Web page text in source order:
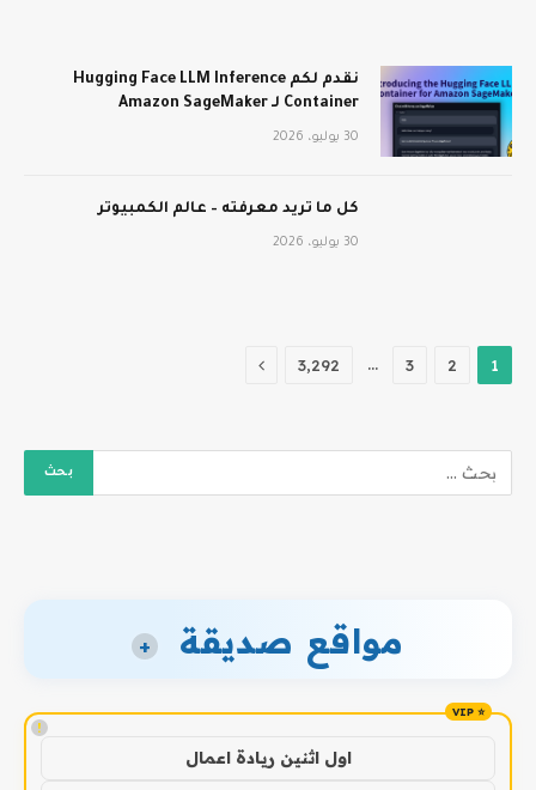
نقدم لكم Hugging Face LLM Inference
Container لـ Amazon SageMaker
30 يوليو، 2026
كل ما تريد معرفته – عالم الكمبيوتر
30 يوليو، 2026
1
2
3
… 3٬292 التالي
مواقع صديقة +
!
اول اثنين ريادة اعمال